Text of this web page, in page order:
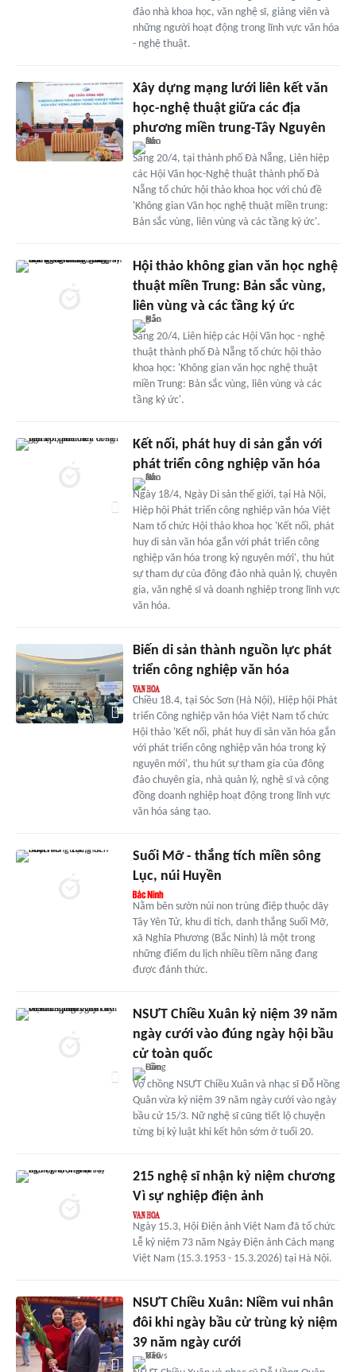
đảo nhà khoa học, văn nghệ sĩ, giảng viên và
những người hoạt động trong lĩnh vực văn hóa
- nghệ thuật.
Xây dựng mạng lưới liên kết văn
học-nghệ thuật giữa các địa
phương miền trung-Tây Nguyên
Sáng 20/4, tại thành phố Đà Nẵng, Liên hiệp
các Hội Văn học-Nghệ thuật thành phố Đà
Nẵng tổ chức hội thảo khoa học với chủ đề
'Không gian Văn học nghệ thuật miền trung:
Bản sắc vùng, liên vùng và các tầng ký ức'.
Hội thảo không gian văn học nghệ
thuật miền Trung: Bản sắc vùng,
liên vùng và các tầng ký ức
Sáng 20/4, Liên hiệp các Hội Văn học - nghệ
thuật thành phố Đà Nẵng tổ chức hội thảo
khoa học: 'Không gian văn học nghệ thuật
miền Trung: Bản sắc vùng, liên vùng và các
tầng ký ức'.
Kết nối, phát huy di sản gắn với
phát triển công nghiệp văn hóa
Ngày 18/4, Ngày Di sản thế giới, tại Hà Nội,
Hiệp hội Phát triển công nghiệp văn hóa Việt
Nam tổ chức Hội thảo khoa học 'Kết nối, phát
huy di sản văn hóa gắn với phát triển công
nghiệp văn hóa trong kỷ nguyên mới', thu hút
sự tham dự của đông đảo nhà quản lý, chuyên
gia, văn nghệ sĩ và doanh nghiệp trong lĩnh vực
văn hóa.
Biến di sản thành nguồn lực phát
triển công nghiệp văn hóa
Chiều 18.4, tại Sóc Sơn (Hà Nội), Hiệp hội Phát
triển Công nghiệp văn hóa Việt Nam tổ chức
Hội thảo 'Kết nối, phát huy di sản văn hóa gắn
với phát triển công nghiệp văn hóa trong kỷ
nguyên mới', thu hút sự tham gia của đông
đảo chuyên gia, nhà quản lý, nghệ sĩ và cộng
đồng doanh nghiệp hoạt động trong lĩnh vực
văn hóa sáng tạo.
Suối Mỡ - thắng tích miền sông
Lục, núi Huyền
Nằm bên sườn núi non trùng điệp thuộc dãy
Tây Yên Tử, khu di tích, danh thắng Suối Mỡ,
xã Nghĩa Phương (Bắc Ninh) là một trong
những điểm du lịch nhiều tiềm năng đang
được đánh thức.
NSƯT Chiều Xuân kỷ niệm 39 năm
ngày cưới vào đúng ngày hội bầu
cử toàn quốc
Vợ chồng NSƯT Chiều Xuân và nhạc sĩ Đỗ Hồng
Quân vừa kỷ niệm 39 năm ngày cưới vào ngày
bầu cử 15/3. Nữ nghệ sĩ cũng tiết lộ chuyện
từng bị kỷ luật khi kết hôn sớm ở tuổi 20.
215 nghệ sĩ nhận kỷ niệm chương
Vì sự nghiệp điện ảnh
Ngày 15.3, Hội Điện ảnh Việt Nam đã tổ chức
Lễ kỷ niệm 73 năm Ngày Điện ảnh Cách mạng
Việt Nam (15.3.1953 - 15.3.2026) tại Hà Nội.
NSƯT Chiều Xuân: Niềm vui nhân
đôi khi ngày bầu cử trùng kỷ niệm
39 năm ngày cưới